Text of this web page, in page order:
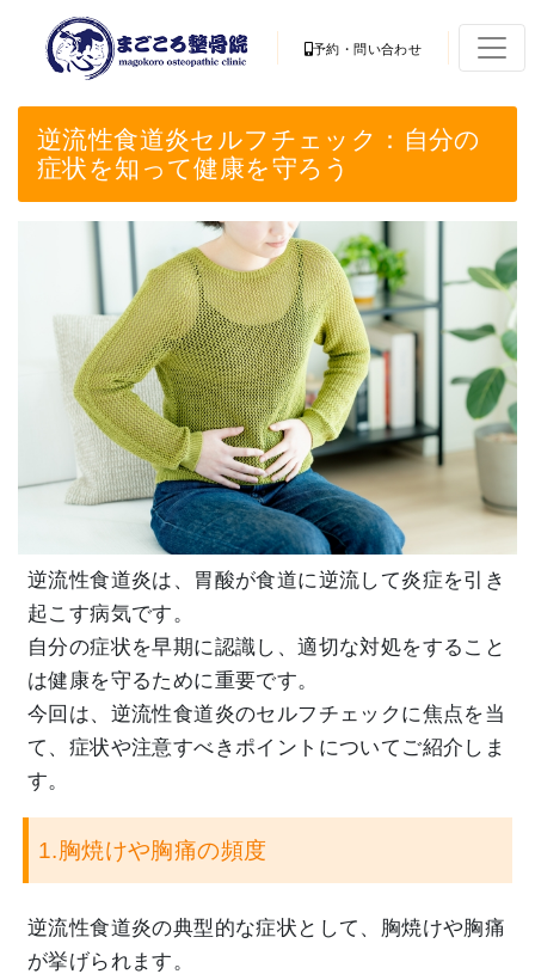
予約・問い合わせ
逆流性食道炎セルフチェック：自分の
症状を知って健康を守ろう
逆流性食道炎は、胃酸が食道に逆流して炎症を引き
起こす病気です。
自分の症状を早期に認識し、適切な対処をすること
は健康を守るために重要です。
今回は、逆流性食道炎のセルフチェックに焦点を当
て、症状や注意すべきポイントについてご紹介しま
す。
1.胸焼けや胸痛の頻度
逆流性食道炎の典型的な症状として、胸焼けや胸痛
が挙げられます。